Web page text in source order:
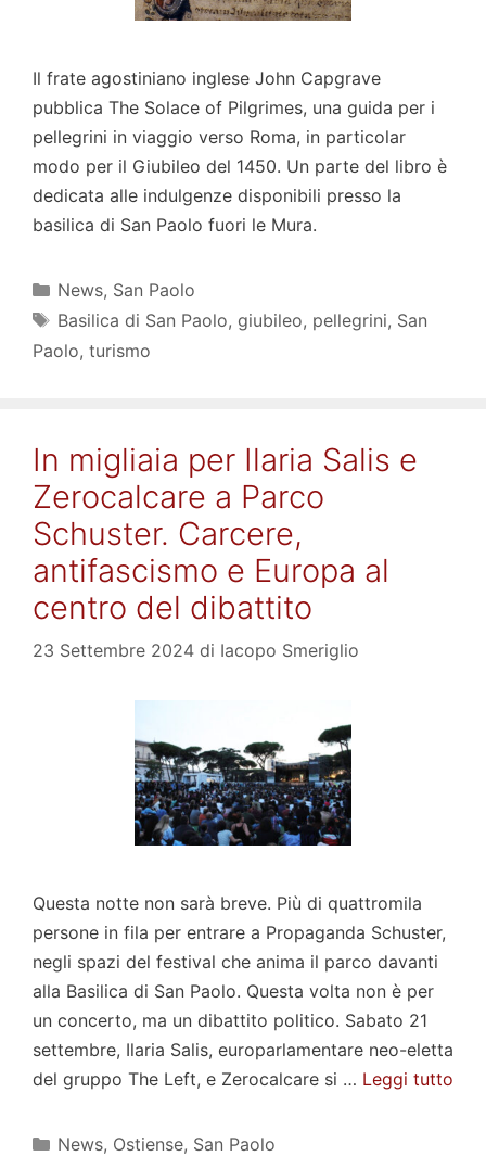
Il frate agostiniano inglese John Capgrave
pubblica The Solace of Pilgrimes, una guida per i
pellegrini in viaggio verso Roma, in particolar
modo per il Giubileo del 1450. Un parte del libro è
dedicata alle indulgenze disponibili presso la
basilica di San Paolo fuori le Mura.
Categorie
News, San Paolo
Tag
Basilica di San Paolo, giubileo, pellegrini, San
Paolo, turismo
In migliaia per Ilaria Salis e
Zerocalcare a Parco
Schuster. Carcere,
antifascismo e Europa al
centro del dibattito
23 Settembre 2024 di Iacopo Smeriglio
Questa notte non sarà breve. Più di quattromila
persone in fila per entrare a Propaganda Schuster,
negli spazi del festival che anima il parco davanti
alla Basilica di San Paolo. Questa volta non è per
un concerto, ma un dibattito politico. Sabato 21
settembre, Ilaria Salis, europarlamentare neo-eletta
del gruppo The Left, e Zerocalcare si … Leggi tutto
Categorie
News, Ostiense, San Paolo